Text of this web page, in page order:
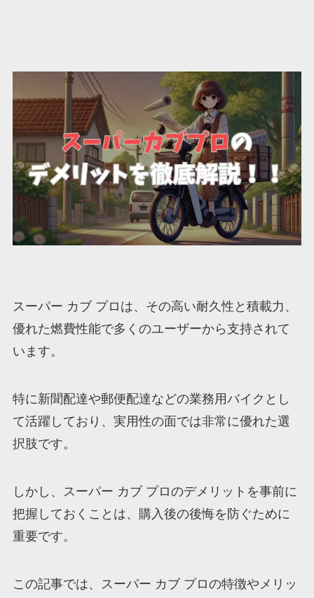
スーパー カブ プロは、その高い耐久性と積載力、
優れた燃費性能で多くのユーザーから支持されて
います。
特に新聞配達や郵便配達などの業務用バイクとし
て活躍しており、実用性の面では非常に優れた選
択肢です。
しかし、スーパー カブ プロのデメリットを事前に
把握しておくことは、購入後の後悔を防ぐために
重要です。
この記事では、スーパー カブ プロの特徴やメリッ